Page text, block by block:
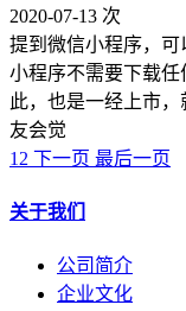
2020-07-13 次
提到微信小程序，
小程序不需要下载任
此，也是一经上市
友会觉
1 2 下一页 最后一页
关于我们
公司简介
企业文化